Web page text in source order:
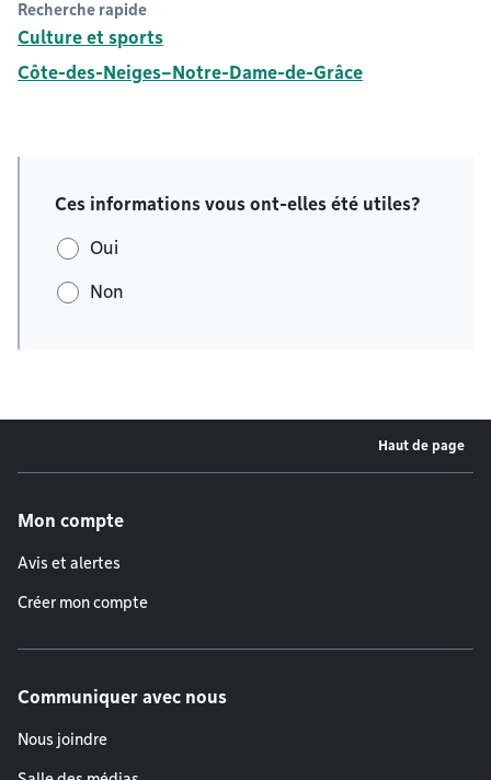
Recherche rapide
Culture et sports
Côte-des-Neiges–Notre-Dame-de-Grâce
Ces informations vous ont-elles été utiles?
Oui
Non
Haut de page
Mon compte
Avis et alertes
Créer mon compte
Communiquer avec nous
Nous joindre